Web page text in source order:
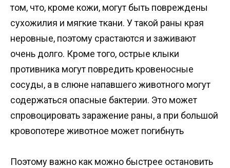
том, что, кроме кожи, могут быть повреждены
сухожилия и мягкие ткани. У такой раны края
неровные, поэтому срастаются и заживают
очень долго. Кроме того, острые клыки
противника могут повредить кровеносные
сосуды, а в слюне напавшего животного могут
содержаться опасные бактерии. Это может
спровоцировать заражение раны, а при большой
кровопотере животное может погибнуть
Поэтому важно как можно быстрее остановить